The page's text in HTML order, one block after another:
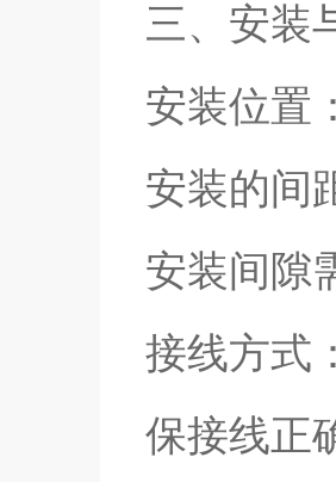
三、安装
安装位置
安装的间
安装间隙
接线方式
保接线正